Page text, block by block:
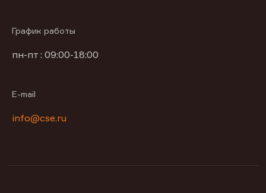
График работы
пн-пт : 09:00-18:00
E-mail
info@cse.ru